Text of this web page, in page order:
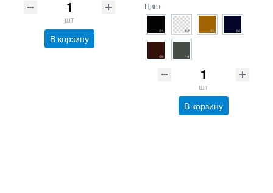
шт
В корзину
Цвет
шт
В корзину